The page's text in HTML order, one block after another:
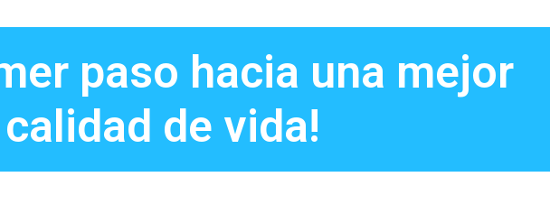
paso hacia una mejor
calidad de vida!